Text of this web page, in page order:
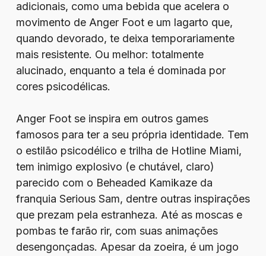
adicionais, como uma bebida que acelera o
movimento de Anger Foot e um lagarto que,
quando devorado, te deixa temporariamente
mais resistente. Ou melhor: totalmente
alucinado, enquanto a tela é dominada por
cores psicodélicas.
Anger Foot se inspira em outros games
famosos para ter a seu própria identidade. Tem
o estilão psicodélico e trilha de Hotline Miami,
tem inimigo explosivo (e chutável, claro)
parecido com o Beheaded Kamikaze da
franquia Serious Sam, dentre outras inspirações
que prezam pela estranheza. Até as moscas e
pombas te farão rir, com suas animações
desengonçadas. Apesar da zoeira, é um jogo